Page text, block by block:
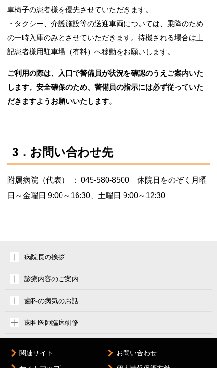
車椅子の患者様を優先させていただきます。
・​タクシー、介護施設等の送迎車両については、乗降のため
の一時入庫のみとさせていただきます。​待機される場合は上
記患者様用駐車場（有料）へ移動をお願いします。
ご利用の際は、入口で警備員が状況を確認のうえご案内いた
します。​安全確保のため、警備員の指示には必ず従っていた
だきますようお願いいたします。
3．お問い合わせ先
附属病院（代表） ： 045-580-8500 休院日をのぞく月曜
日～金曜日 9:00～16:30、土曜日 9:00～12:30
病院長の挨拶
診療内容のご案内
歯科の病気のお話
歯科医師臨床研修
関連サイト
お問い合わせ